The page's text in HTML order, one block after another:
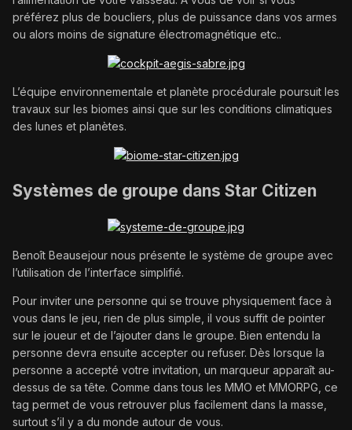
préférez plus de boucliers, plus de puissance dans vos armes
ou alors moins de signature électromagnétique etc..
L’équipe environnementale et planète procédurale poursuit les
travaux sur les biomes ainsi que sur les conditions climatiques
des lunes et planètes.
Systèmes de groupe dans Star Citizen
Benoît Beausejour nous présente le système de groupe avec
l’utilisation de l’interface simplifié.
Pour inviter une personne qui se trouve physiquement face à
vous dans le jeu, rien de plus simple, il vous suffit de pointer
sur le joueur et de l’ajouter dans le groupe. Bien entendu la
personne devra ensuite accepter ou refuser. Dès lorsque la
personne a accepté votre invitation, un marqueur apparaît au-
dessus de sa tête. Comme dans tous les MMO et MMORPG, ce
tag permet de vous retrouver plus facilement dans la masse,
surtout s’il y a du monde autour de vous.